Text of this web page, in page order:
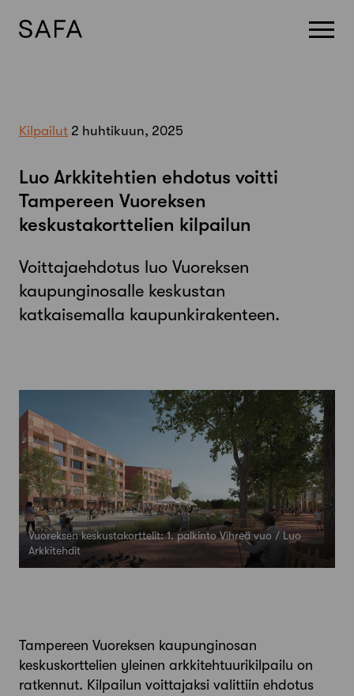
Kilpailut 2 huhtikuun, 2025
Luo Arkkitehtien ehdotus voitti
Tampereen Vuoreksen
keskustakorttelien kilpailun
Voittajaehdotus luo Vuoreksen
kaupunginosalle keskustan
katkaisemalla kaupunkirakenteen.
Vuoreksen keskustakorttelit: 1. palkinto Vihreä vuo / Luo
Arkkitehdit
Tampereen Vuoreksen kaupunginosan
keskuskorttelien yleinen arkkitehtuurikilpailu on
ratkennut. Kilpailun voittajaksi valittiin ehdotus